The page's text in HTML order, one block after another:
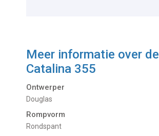
Meer informatie over de
Catalina 355
Ontwerper
Douglas
Rompvorm
Rondspant